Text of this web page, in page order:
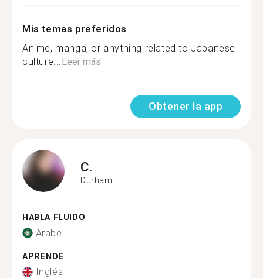
Mis temas preferidos
Anime, manga, or anything related to Japanese
culture...Leer más
Obtener la app
C.
Durham
HABLA FLUIDO
Árabe
APRENDE
Inglés